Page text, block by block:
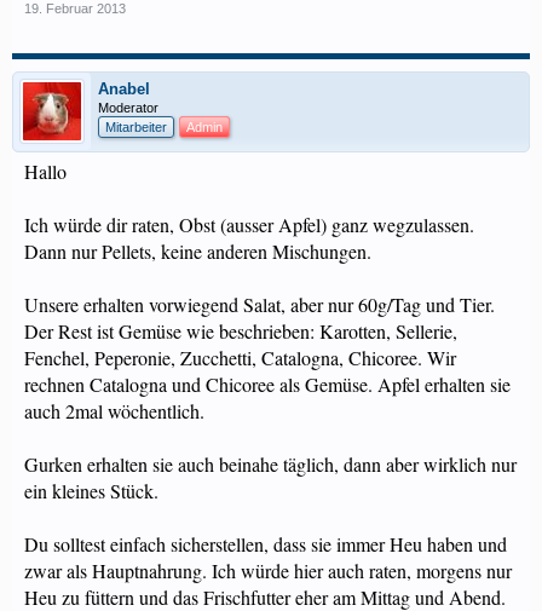
19. Februar 2013
Anabel
Moderator
Mitarbeiter
Admin
Hallo
Ich würde dir raten, Obst (ausser Apfel) ganz wegzulassen.
Dann nur Pellets, keine anderen Mischungen.
Unsere erhalten vorwiegend Salat, aber nur 60g/Tag und Tier.
Der Rest ist Gemüse wie beschrieben: Karotten, Sellerie,
Fenchel, Peperonie, Zucchetti, Catalogna, Chicoree. Wir
rechnen Catalogna und Chicoree als Gemüse. Apfel erhalten sie
auch 2mal wöchentlich.
Gurken erhalten sie auch beinahe täglich, dann aber wirklich nur
ein kleines Stück.
Du solltest einfach sicherstellen, dass sie immer Heu haben und
zwar als Hauptnahrung. Ich würde hier auch raten, morgens nur
Heu zu füttern und das Frischfutter eher am Mittag und Abend.